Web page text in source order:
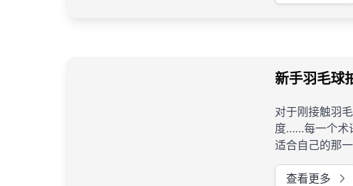
新手羽毛球
对于刚接触羽
度……每一个术
适合自己的那一
查看更多